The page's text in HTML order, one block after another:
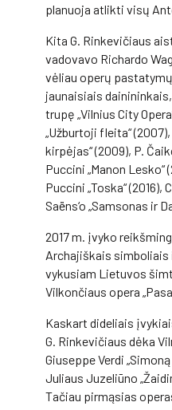
planuoja atlikti visų
Kita G. Rinkevičiaus
vadovavo Richardo
vėliau operų
jaunaisiais
trupę „Vilnius City
„Užburtoji fleita“
kirpėjas“ (2009), P.
Puccini „Manon Lesko“
Puccini „Toska“ (2016),
Saëns‘o „Samsonas ir
2017 m. įvyko
Archajiškais simboliais
vykusiam Lietuvos
Vilkončiaus opera
Kaskart dideliais
G. Rinkevičiaus dėka
Giuseppe Verdi
Juliaus Juzeliūno
Tačiau pirmąsias